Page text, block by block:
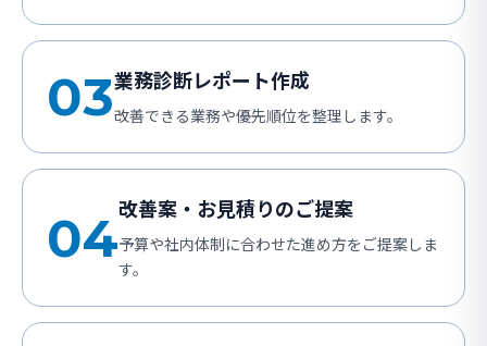
03業務診断レポート作成
改善できる業務や優先順位を整理します。
04改善案・お見積りのご提案
予算や社内体制に合わせた進め方をご提案しま
す。